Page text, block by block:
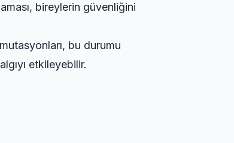
bireylerin güvenliğini
bu durumu
etkileyebilir.